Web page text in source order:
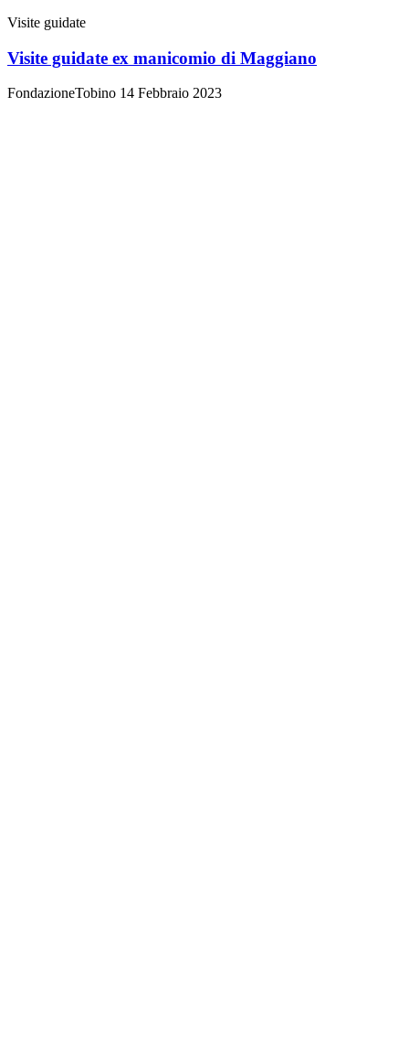
Visite guidate
Visite guidate ex manicomio di Maggiano
FondazioneTobino 14 Febbraio 2023